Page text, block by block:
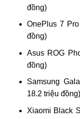
đồng)
OnePlus 7
đồng)
Asus ROG
đồng)
Samsung
18.2 triệu đồng)
Xiaomi Black